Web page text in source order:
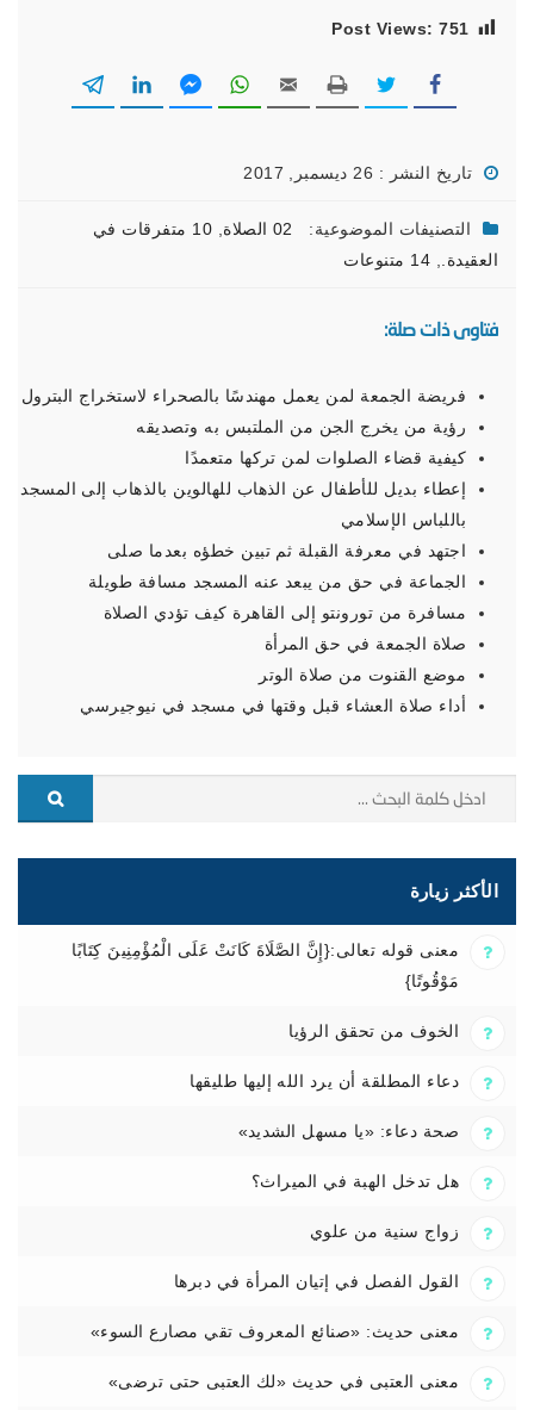
Post Views: 751
تاريخ النشر : 26 ديسمبر, 2017
التصنيفات الموضوعية: 02 الصلاة
10 متفرقات في
العقيدة.
14 متنوعات
فتاوى ذات صلة:
فريضة الجمعة لمن يعمل مهندسًا بالصحراء لاستخراج البترول
رؤية من يخرج الجن من الملتبس به وتصديقه
كيفية قضاء الصلوات لمن تركها متعمدًا
إعطاء بديل للأطفال عن الذهاب للهالوين بالذهاب إلى المسجد
باللباس الإسلامي
اجتهد في معرفة القبلة ثم تبين خطؤه بعدما صلى
الجماعة في حق من يبعد عنه المسجد مسافة طويلة
مسافرة من تورونتو إلى القاهرة كيف تؤدي الصلاة
صلاة الجمعة في حق المرأة
موضع القنوت من صلاة الوتر
أداء صلاة العشاء قبل وقتها في مسجد في نيوجيرسي
الأكثر زيارة
معنى قوله تعالى:{إِنَّ الصَّلَاةَ كَانَتْ عَلَى الْمُؤْمِنِينَ كِتَابًا
مَوْقُوتًا}
الخوف من تحقق الرؤيا
دعاء المطلقة أن يرد الله إليها طليقها
صحة دعاء: «يا مسهل الشديد»
هل تدخل الهبة في الميراث؟
زواج سنية من علوي
القول الفصل في إتيان المرأة في دبرها
معنى حديث: «صنائع المعروف تقي مصارع السوء»
معنى العتبى في حديث «لك العتبى حتى ترضى»